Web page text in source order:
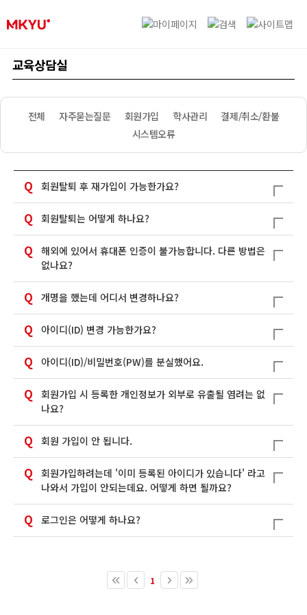
교육상담실
전체 자주묻는질문 회원가입 학사관리
결제/취소/환불
시스템오류
Q 회원탈퇴 후 재가입이 가능한가요?
Q 회원탈퇴는 어떻게 하나요?
Q
해외에 있어서 휴대폰 인증이 불가능합니다. 다른 방법은
없나요?
Q 개명을 했는데 어디서 변경하나요?
Q 아이디(ID) 변경 가능한가요?
Q 아이디(ID)/비밀번호(PW)를 분실했어요.
Q
회원가입 시 등록한 개인정보가 외부로 유출될 염려는 없
나요?
Q 회원 가입이 안 됩니다.
Q
회원가입하려는데 '이미 등록된 아이디가 있습니다' 라고
나와서 가입이 안되는데요. 어떻게 하면 될까요?
Q 로그인은 어떻게 하나요?
1